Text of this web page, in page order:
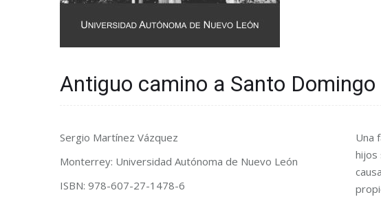
Antiguo camino a Santo Domingo
Sergio Martínez Vázquez
Monterrey: Universidad Autónoma de Nuevo León
ISBN: 978-607-27-1478-6
Una
hijos